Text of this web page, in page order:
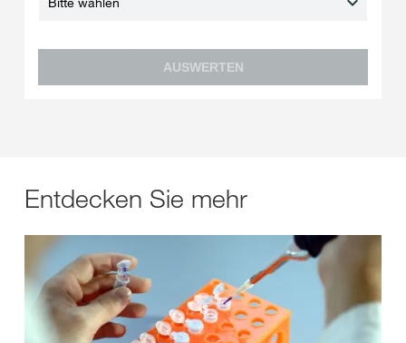
AUSWERTEN
Entdecken Sie mehr